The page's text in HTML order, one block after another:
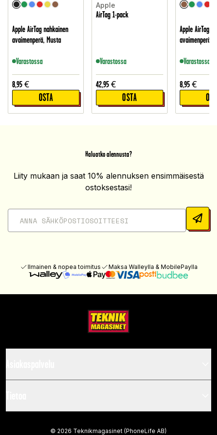
Apple AirTag nahkainen
avaimenperä, Musta
Varastossa
8,95 €
OSTA
Apple
AirTag 1-pack
Varastossa
42,95 €
OSTA
Apple AirTag
avaimenperä,
Varastossa
8,95 €
Haluatko alennusta?
Liity mukaan ja saat 10% alennuksen ensimmäisestä
ostoksestasi!
Ilmainen & nopea toimitus Maksa Walleylla & MobilePaylla
© 2026 Teknikmagasinet (PhoneLife AB)